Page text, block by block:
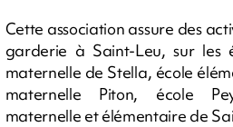
Cette association assure des
garderie à Saint-Leu, sur les
maternelle de Stella, école
maternelle Piton, école
maternelle et élémentaire de